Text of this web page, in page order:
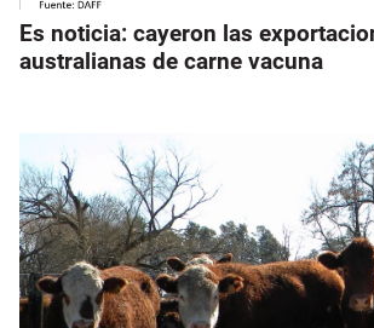
Es noticia: cayeron las
australianas de carne vacuna